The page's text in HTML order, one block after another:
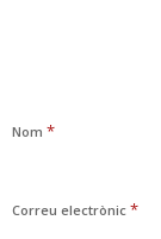
Nom *
Correu electrònic *